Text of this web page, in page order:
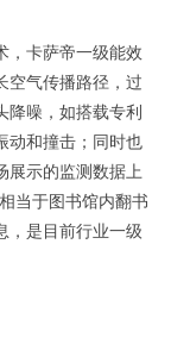
，卡萨帝一级能效
空气传播路径，过
降噪，如搭载专利
动和撞击；同时也
展示的监测数据上
当于图书馆内翻书
，是目前行业一级